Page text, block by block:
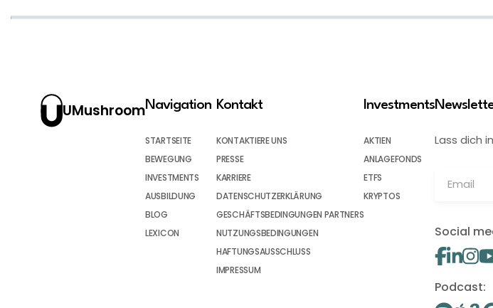
UMushroomNavigation
STARTSEITE
BEWEGUNG
INVESTMENTS
AUSBILDUNG
BLOG
LEXICON
Kontakt
KONTAKTIERE UNS
PRESSE
KARRIERE
DATENSCHUTZERKLÄRUNG
GESCHÄFTSBEDINGUNGEN PARTNERS
NUTZUNGSBEDINGUNGEN
HAFTUNGSAUSSCHLUSS
IMPRESSUM
Investments
AKTIEN
ANLAGEFONDS
ETFS
KRYPTOS
Lass dich
Social
Podcast: